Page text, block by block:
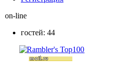
on-line
гостей: 44